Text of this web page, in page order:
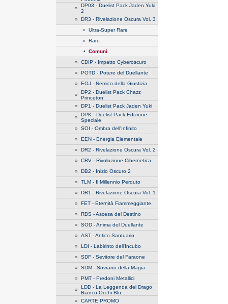
» DP03 - Duelist Pack Jaden Yuki
2
» DR3 - Rivelazione Oscura Vol. 3
» Ultra-Super Rare
» Rare
• Comuni
» CDIP - Impatto Cyberoscuro
» POTD - Potere del Duellante
» EOJ - Nemico della Giustizia
» DP2 - Duelist Pack Chazz
Princeton
» DP1 - Duelist Pack Jaden Yuki
» DPK - Duelist Pack Edizione
Speciale
» SOI - Ombra dell'Infinito
» EEN - Energia Elementale
» DR2 - Rivelazione Oscura Vol. 2
» CRV - Rivoluzione Cibernetica
» DB2 - Inizio Oscuro 2
» TLM - Il Millennio Perduto
» DR1 - Rivelazione Oscura Vol. 1
» FET - Eternità Fiammeggiante
» RDS - Ascesa del Destino
» SOD - Anima del Duellante
» AST - Antico Santuario
» LDI - Labirinto dell'Incubo
» SDF - Sevitore del Faraone
» SDM - Sovrano della Magia
» PMT - Predoni Metallici
» LDD - La Leggenda del Drago
Bianco Occhi Blu
» CARTE PROMO